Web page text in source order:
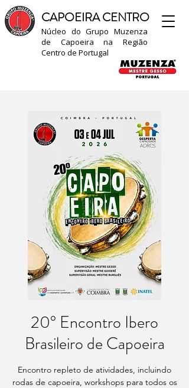
Núcleo do Grupo Muzenza
de Capoeira na Região
Centro de Portugal​
CAPOEIRA CENTRO
20° Encontro Ibero
Brasileiro de Capoeira
Encontro repleto de atividades, incluindo
rodas de capoeira, workshops para todos os